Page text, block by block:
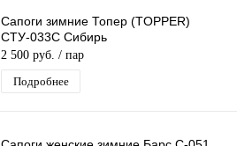
Сапоги зимние Топер (TOPPER)
СТУ-033С Сибирь
2 500 руб. / пар
Подробнее